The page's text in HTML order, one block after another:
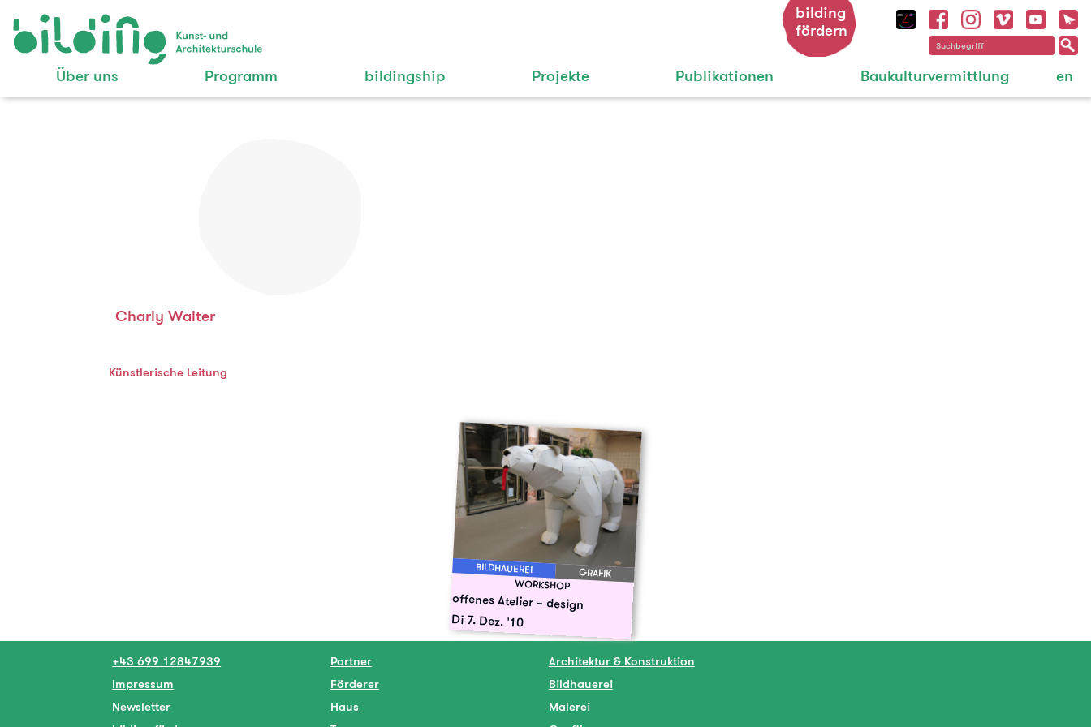
Über uns Programm bildingship Projekte Publikationen Baukulturvermittlung en
bilding
fördern
Charly Walter
Künstlerische Leitung
BILDHAUEREI GRAFIK
WORKSHOP
offenes Atelier – design
Di 7. Dez. '10
+43 699 12847939
Impressum
Newsletter
Partner
Förderer
Haus
Architektur & Konstruktion
Bildhauerei
Malerei